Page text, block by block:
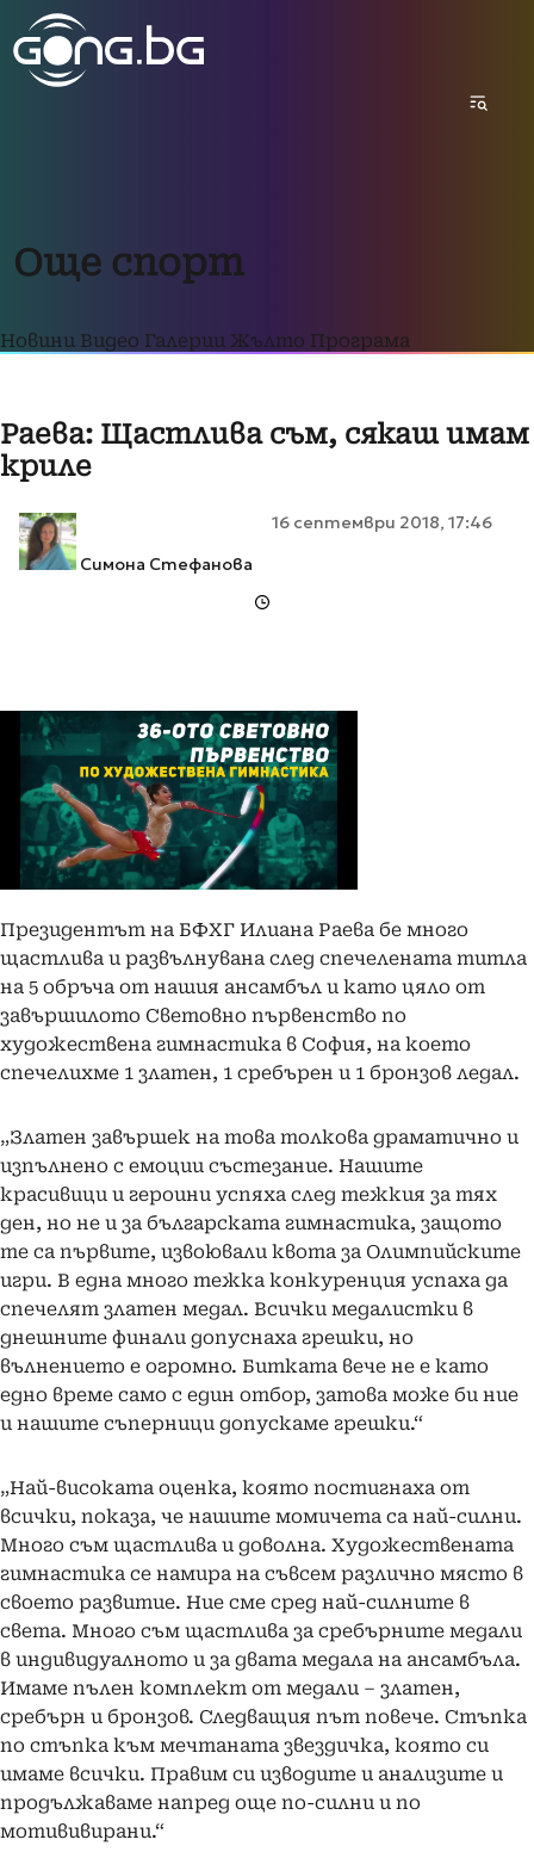
Още спорт
Новини Видео Галерии Жълто Програма
Раева: Щастлива съм, сякаш имам
криле
Симона Стефанова
16 септември 2018, 17:46
Президентът на БФХГ Илиана Раева бе много
щастлива и развълнувана след спечелената титла
на 5 обръча от нашия ансамбъл и като цяло от
завършилото Световно първенство по
художествена гимнастика в София, на което
спечелихме 1 златен, 1 сребърен и 1 бронзов ледал.
„Златен завършек на това толкова драматично и
изпълнено с емоции състезание. Нашите
красивици и героини успяха след тежкия за тях
ден, но не и за българската гимнастика, защото
те са първите, извоювали квота за Олимпийските
игри. В една много тежка конкуренция успаха да
спечелят златен медал. Всички медалистки в
днешните финали допуснаха грешки, но
вълнението е огромно. Битката вече не е като
едно време само с един отбор, затова може би ние
и нашите съперници допускаме грешки.“
„Най-високата оценка, която постигнаха от
всички, показа, че нашите момичета са най-силни.
Много съм щастлива и доволна. Художествената
гимнастика се намира на съвсем различно място в
своето развитие. Ние сме сред най-силните в
света. Много съм щастлива за сребърните медали
в индивидуалното и за двата медала на ансамбъла.
Имаме пълен комплект от медали – златен,
сребърн и бронзов. Следващия път повече. Стъпка
по стъпка към мечтаната звездичка, която си
имаме всички. Правим си изводите и анализите и
продължаваме напред още по-силни и по
мотививирани.“